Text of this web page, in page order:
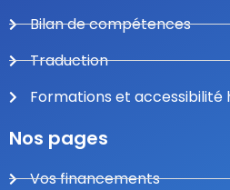
Bilan de compétences
Traduction
Formations et accessibilité
Nos pages
Vos financements